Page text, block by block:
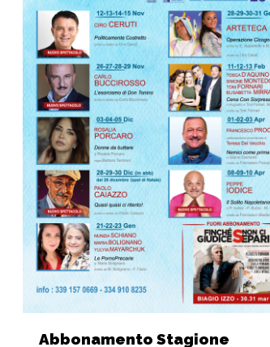
Abbonamento Stagione